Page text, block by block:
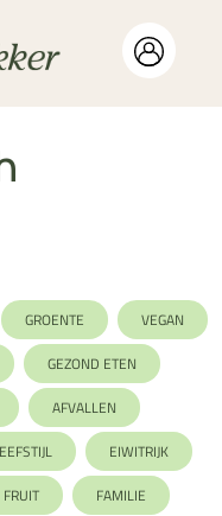
GROENTE
VEGAN
GEZOND ETEN
AFVALLEN
EIWITRIJK
FRUIT
FAMILIE